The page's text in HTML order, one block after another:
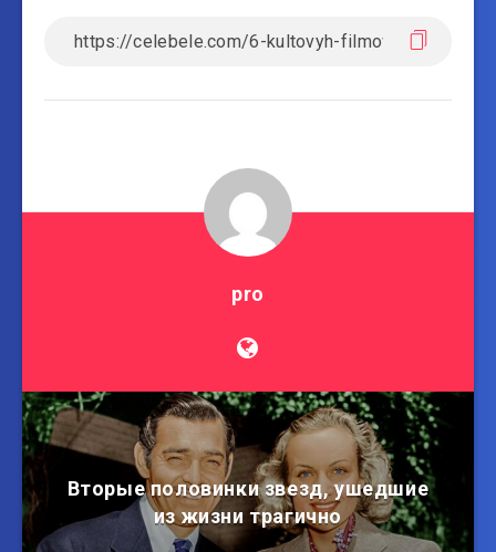
pro
Вторые половинки звезд, ушедшие
из жизни трагично